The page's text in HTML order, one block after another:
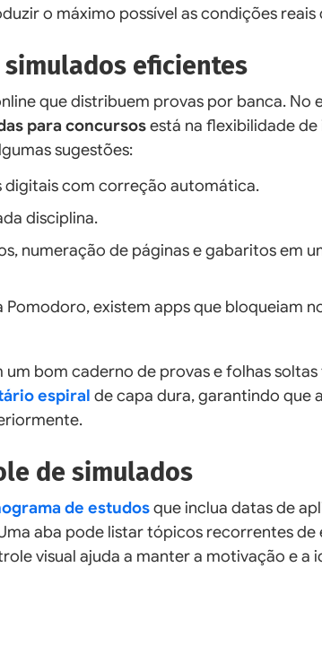
o máximo possível as condições reais
eficientes
que distribuem provas por banca. No
para concursosestá na flexibilidade de
sugestões:
digitais com correção automática.
disciplina.
numeração de páginas e gabaritos em
Pomodoro, existem apps que bloqueiam
bom caderno de provas e folhas soltas
espiral de capa dura, garantindo que
de simulados
de estudosque inclua datas de
aba pode listar tópicos recorrentes de
visual ajuda a manter a motivação e a